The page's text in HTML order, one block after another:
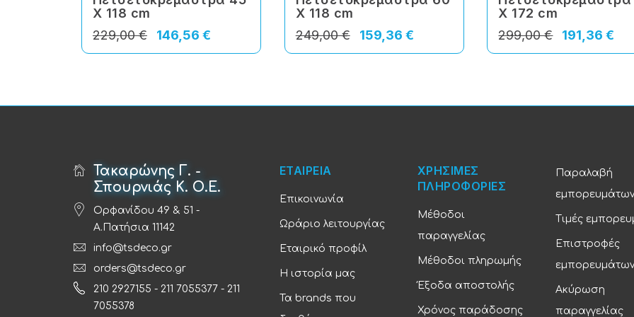
X 118 cm
146,56 €
229,00 €
X 118 cm
159,36 €
249,00 €
X 172 cm
191,36 €
299,00 €
Τακαρώνης Γ. -
Σπουρνιάς Κ. Ο.Ε.
Ορφανίδου 49 & 51 -
Α.Πατήσια 11142
info@tsdeco.gr
orders@tsdeco.gr
210 2927155 - 211 7055377 - 211
7055378
ΕΤΑΙΡΕΙΑ
Επικοινωνία
Ωράριο λειτουργίας
Εταιρικό προφίλ
Η ιστορία μας
Τα brands που
ΧΡΗΣΙΜΕΣ
ΠΛΗΡΟΦΟΡΙΕΣ
Μέθοδοι
παραγγελίας
Μέθοδοι πληρωμής
Έξοδα αποστολής
Χρόνος παράδοσης
Παραλαβή
εμπορευμάτων
Τιμές
Επιστροφές
εμπορευμάτων
Ακύρωση
παραγγελίας